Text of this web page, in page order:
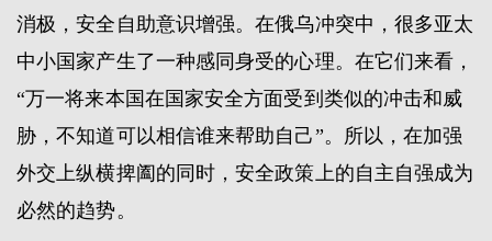
消极，安全自助意识增强。在俄乌冲突中，很多亚太
中小国家产生了一种感同身受的心理。在它们来看，
“万一将来本国在国家安全方面受到类似的冲击和威
胁，不知道可以相信谁来帮助自己”。所以，在加强
外交上纵横捭阖的同时，安全政策上的自主自强成为
必然的趋势。